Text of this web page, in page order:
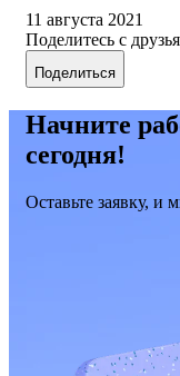
11 августа 2021
Поделитесь с
Поделиться
Начните
сегодня!
Оставьте заявку, и